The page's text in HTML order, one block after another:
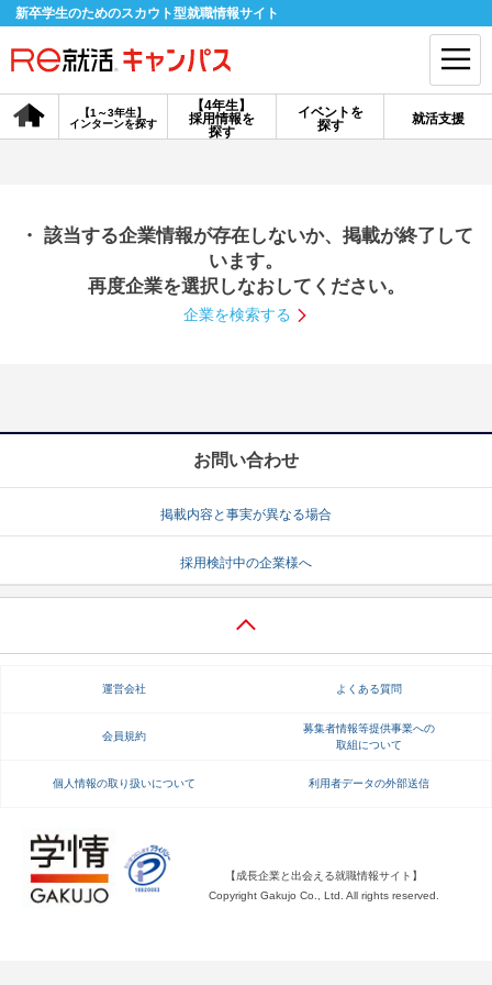
新卒学生のためのスカウト型就職情報サイト
【4年生】
採用情報を
探す
【1～3年生】
インターンを探す
イベントを
探す
就活支援
会員登録 ログイン
探す
【4年生】
説明会を探す
就活ノウハウ・サポート
就活ノウハウが満載！ お役立ち記事・相談室など
就活ニュースペーパー よくある質問
不明点があればこちら
・ 該当する企業情報が存在しないか、掲載が終了して
います。
再度企業を選択しなおしてください。
企業を検索する
お問い合わせ
掲載内容と事実が異なる場合
採用検討中の企業様へ
運営会社 よくある質問
会員規約
募集者情報等提供事業への
取組について
個人情報の取り扱いについて 利用者データの外部送信
【成長企業と出会える就職情報サイト】
Copyright Gakujo Co., Ltd. All rights reserved.